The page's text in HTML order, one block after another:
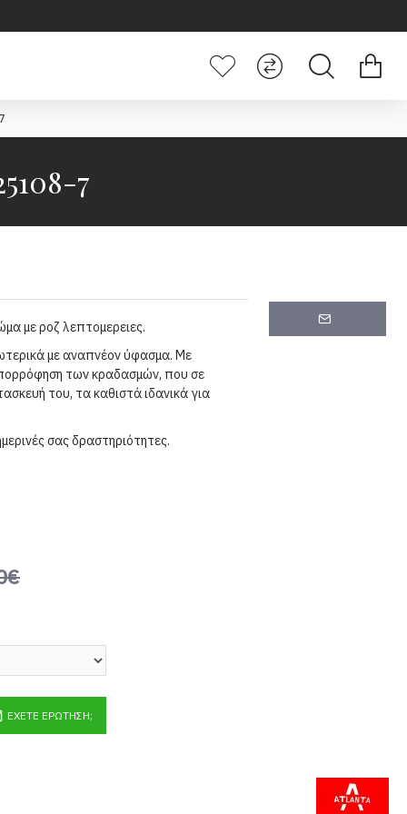
7
με ροζ λεπτομερειες.
με αναπνέον ύφασμα. Με
των κραδασμών, που σε
του, τα καθιστά ιδανικά για
σας δραστηριότητες.
ΈΧΕΤΕ ΕΡΏΤΗΣΗ;